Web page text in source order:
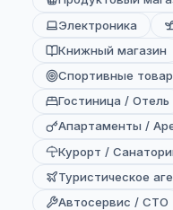
Электроника
Книжный магазин
Спортивные
Гостиница / Отель
Апартаменты /
Курорт /
Туристическое
Автосервис / СТО